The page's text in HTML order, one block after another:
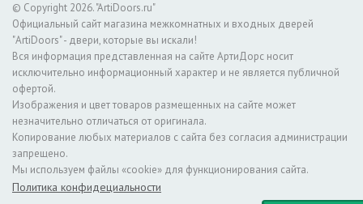
презентабельного внешнего вида при доступных ценах.
• Дверной короб и полотно изготовлены из
соснового бруса, что позволяет двери не
растрескиваться со временем.
• При финишной отделке используется лаковое
покрытие, состоящее из двух слоев, что придает
конструкциям солидный внешний вид.
• Каркасы и коробы готовых конструкций соединены
при помощи зубчатых шипов, что обеспечивает
механическую прочность дверей.
В нашеминтернет-магазине
© Copyright 2026. "ArtiDoors.ru"
Официальный сайт магазина межкомнатных и входных дверей
"ArtiDoors" - двери, которые вы искали!
Вся информация представленная на сайте АртиДорс носит
исключительно информационный характер и не является публичной
офертой.
Изображения и цвет товаров размещенных на сайте может
незначительно отличаться от оригинала.
Копирование любых материалов с сайта без согласия администрации
запрещено.
Мы используем файлы «cookie» для функционирования сайта.
Политика конфидециальности